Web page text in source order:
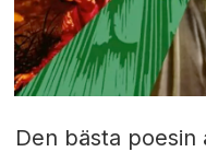
Den bästa